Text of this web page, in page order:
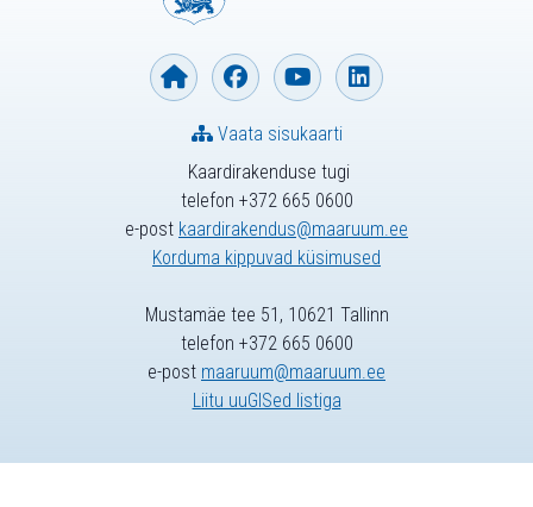
Kaardirakenduse tugi
telefon +372 665 0600
e-post kaardirakendus@maaruum.ee
Korduma kippuvad küsimused
Vaata sisukaarti
Mustamäe tee 51, 10621 Tallinn
telefon +372 665 0600
e-post maaruum@maaruum.ee
Liitu uuGISed listiga